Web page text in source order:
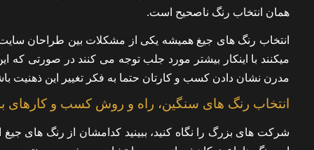
همان انتخاب رنگ ناصحیح است.
انتخاب رنگ های جیغ همیشه یکی از مشکلات بین طراحان
میکنند با اینکار بیشتر مورد جلب توجه می کنند در صورتی
مدرن نشان دادن کسب و کارتان حتما به فکر تغییر این ذهنیت
انتخاب رنگ های سنگین، راه و روش کسب و کارهای
شرکت های بزرگ را نگاه کنید، ببینید کدامشان از رنگ های